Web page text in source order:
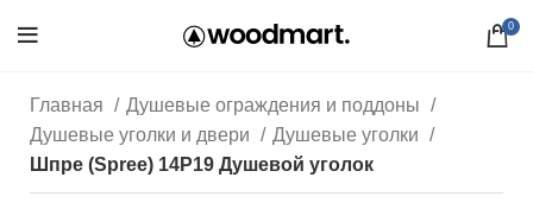
0
Главная
Душевые ограждения и поддоны
Душевые уголки и двери
Душевые уголки
Шпре (Spree) 14P19 Душевой уголок